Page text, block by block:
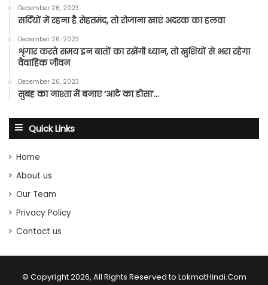
December 26, 2023
सर्दियों में रहना है सेहतमंद, तो रोजाना खाएं अदरक का हलवा
December 26, 2023
शृंगार करते समय इन बातों का रखेंगी ध्यान, तो खुशियों से भरा रहेगा
वैवाहिक जीवन
December 26, 2023
सुबह का नाश्ता में बनाए ‘आटे का डोसा’…
Quick Links
Home
About us
Our Team
Privacy Policy
Contact us
© Copyright 2026, All Rights Reserved to LokmatHindi.Com